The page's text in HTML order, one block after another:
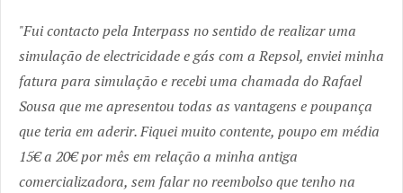
Fui contacto pela Interpass no sentido de realizar uma
simulação de electricidade e gás com a Repsol, enviei minha
fatura para simulação e recebi uma chamada do Rafael
Sousa que me apresentou todas as vantagens e poupança
que teria em aderir. Fiquei muito contente, poupo em média
15€ a 20€ por mês em relação a minha antiga
comercializadora, sem falar no reembolso que tenho na